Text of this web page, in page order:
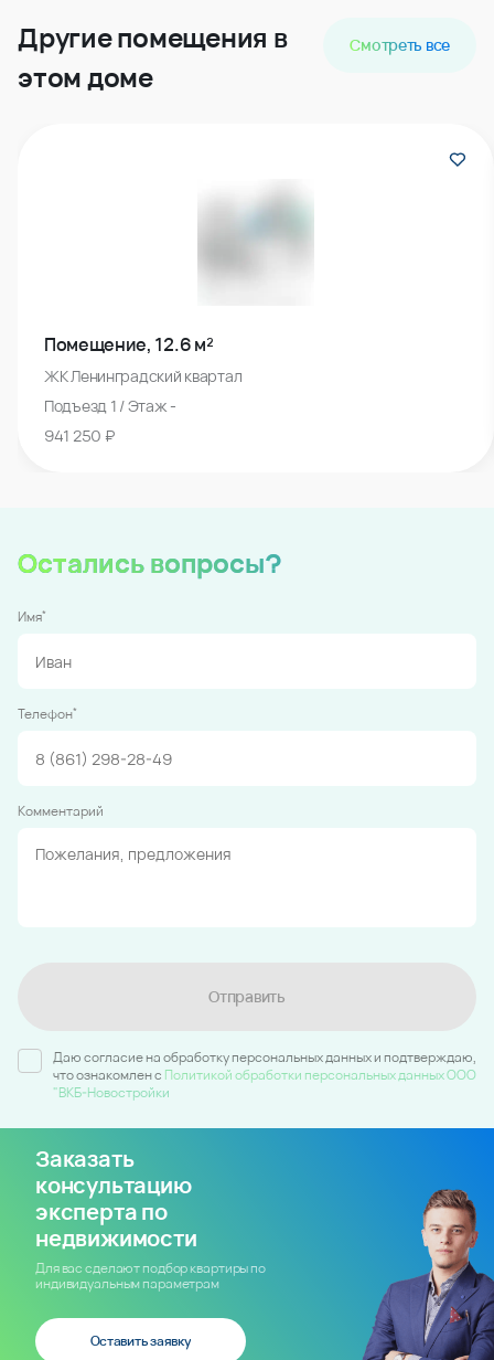
Другие помещения в
этом доме
Смотреть все
Помещение, 12.6 м²
ЖК Ленинградский квартал
Подъезд 1 / Этаж -
941 250 ₽
Остались вопросы?
Имя*
Телефон*
Комментарий
Отправить
Даю согласие на обработку персональных данных и подтверждаю,
что ознакомлен c Политикой обработки персональных данных ООО
"ВКБ-Новостройки
Заказать
консультацию
эксперта по
недвижимости
Для вас сделают подбор квартиры по
индивидуальным параметрам
Оставить заявку